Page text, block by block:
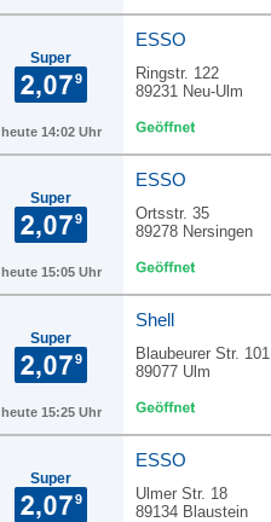
Super
heute 14:02 Uhr
ESSO
Ringstr. 122
89231 Neu-Ulm
Super
heute 15:05 Uhr
ESSO
Ortsstr. 35
89278 Nersingen
Super
heute 15:25 Uhr
Shell
Blaubeurer Str. 101
89077 Ulm
Super
ESSO
Ulmer Str. 18
89134 Blaustein